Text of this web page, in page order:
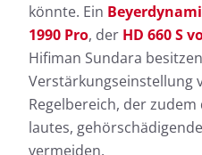
könnte. Ein
1990 Pro, der HD 660 S
Hifiman Sundara
Verstärkungseinstellung
Regelbereich, der
lautes,
vermeiden.